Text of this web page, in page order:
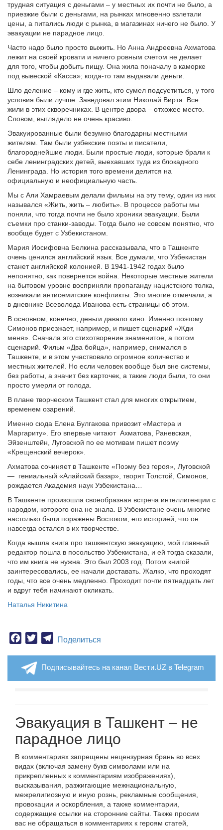
трудная ситуация с деньгами – у местных их почти не было, а
приезжие были с деньгами, на рынках мгновенно взлетали
цены, а питались люди с рынка, в магазинах ничего не было. У
эвакуации не парадное лицо.
Часто надо было просто выжить. Но Анна Андреевна Ахматова
лежит на своей кровати и ничего ровным счетом не делает
для того, чтобы добыть пищу. Она жила поначалу в каморке
под вывеской «Касса»; когда-то там выдавали деньги.
Шло деление – кому и где жить, кто сумел подсуетиться, у того
условия были лучше. Заведовал этим Николай Вирта. Все
жили в этих скворечниках. В центре двора – отхожее место.
Словом, выглядело не очень красиво.
Эвакуированные были безумно благодарны местными
жителям. Там были узбекские поэты и писатели,
благороднейшие люди. Были простые люди, которые брали к
себе ленинградских детей, выехавших туда из блокадного
Ленинграда. Но история того времени делится на
официальную и неофициальную часть.
Мы с Али Хамраевым делали фильмы на эту тему, один из них
назывался «Жить, жить – любить». В процессе работы мы
поняли, что тогда почти не было хроники эвакуации. Были
съемки про станки-заводы. Тогда было не совсем понятно, что
вообще будет с Узбекистаном.
Мария Иосифовна Белкина рассказывала, что в Ташкенте
очень ценился английский язык. Все думали, что Узбекистан
станет английской колонией. В 1941-1942 годах было
непонятно, как повернется война. Некоторые местные жители
на бытовом уровне восприняли пропаганду нацистского толка,
возникали антисемитские конфликты. Это многие отмечали, а
в дневнике Всеволода Иванова есть страницы об этом.
В основном, конечно, деньги давало кино. Именно поэтому
Симонов приезжает, например, и пишет сценарий «Жди
меня». Сначала это стихотворение знаменитое, а потом
сценарий. Фильм «Два бойца», например, снимался в
Ташкенте, и в этом участвовало огромное количество и
местных жителей. Но если человек вообще был вне системы,
без работы, а значит без карточек, а такие люди были, то они
просто умерли от голода.
В плане творческом Ташкент стал для многих открытием,
временем озарений.
Именно сюда Елена Булгакова привозит «Мастера и
Маргариту». Его впервые читают Ахматова, Раневская,
Эйзенштейн, Луговской по ее мотивам пишет поэму
«Крещенский вечерок».
Ахматова сочиняет в Ташкенте «Поэму без героя», Луговской
— гениальный «Алайский базар», творят Толстой, Симонов,
рождается Академия наук Узбекистана…
В Ташкенте произошла своеобразная встреча интеллигенции с
народом, которого она не знала. В Узбекистане очень многие
настолько были поражены Востоком, его историей, что он
навсегда остался в их творчестве.
Когда вышла книга про ташкентскую эвакуацию, мой главный
редактор пошла в посольство Узбекистана, и ей тогда сказали,
что им книга не нужна. Это был 2003 год. Потом книгой
заинтересовались, ее начали доставать. Жалко, что проходят
годы, что все очень медленно. Проходит почти пятнадцать лет
и вдруг тебя начинают окликать.
Наталья Никитина
Facebook
TwitterTelegram
Поделиться
Подписывайтесь на канал Вести.UZ в Telegram
Эвакуация в Ташкент – не
парадное лицо
В комментариях запрещены нецензурная брань во всех
видах (включая замену букв символами или на
прикрепленных к комментариям изображениях),
высказывания, разжигающие межнациональную,
межрелигиозную и иную рознь, рекламные сообщения,
провокации и оскорбления, а также комментарии,
содержащие ссылки на сторонние сайты. Также просим
вас не обращаться в комментариях к героям статей,